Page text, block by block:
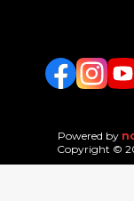
FacebookTwitter
Powered by
Copyright ©